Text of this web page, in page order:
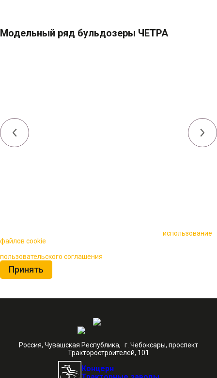
Модельный ряд бульдозеры ЧЕТРА
Мощность номинальная,
ЯМЗ/QSB6.7/Weichai, кВт (л.с.)
121 (165) или 132 (180) / 131
(178) / 140 (190)
Эксплуатационная масса, т
от 15 до 22
использование
файлов cookie
пользовательского соглашения
Принять
Россия, Чувашская Республика, г. Чебоксары, проспект
Тракторостроителей, 101
Концерн